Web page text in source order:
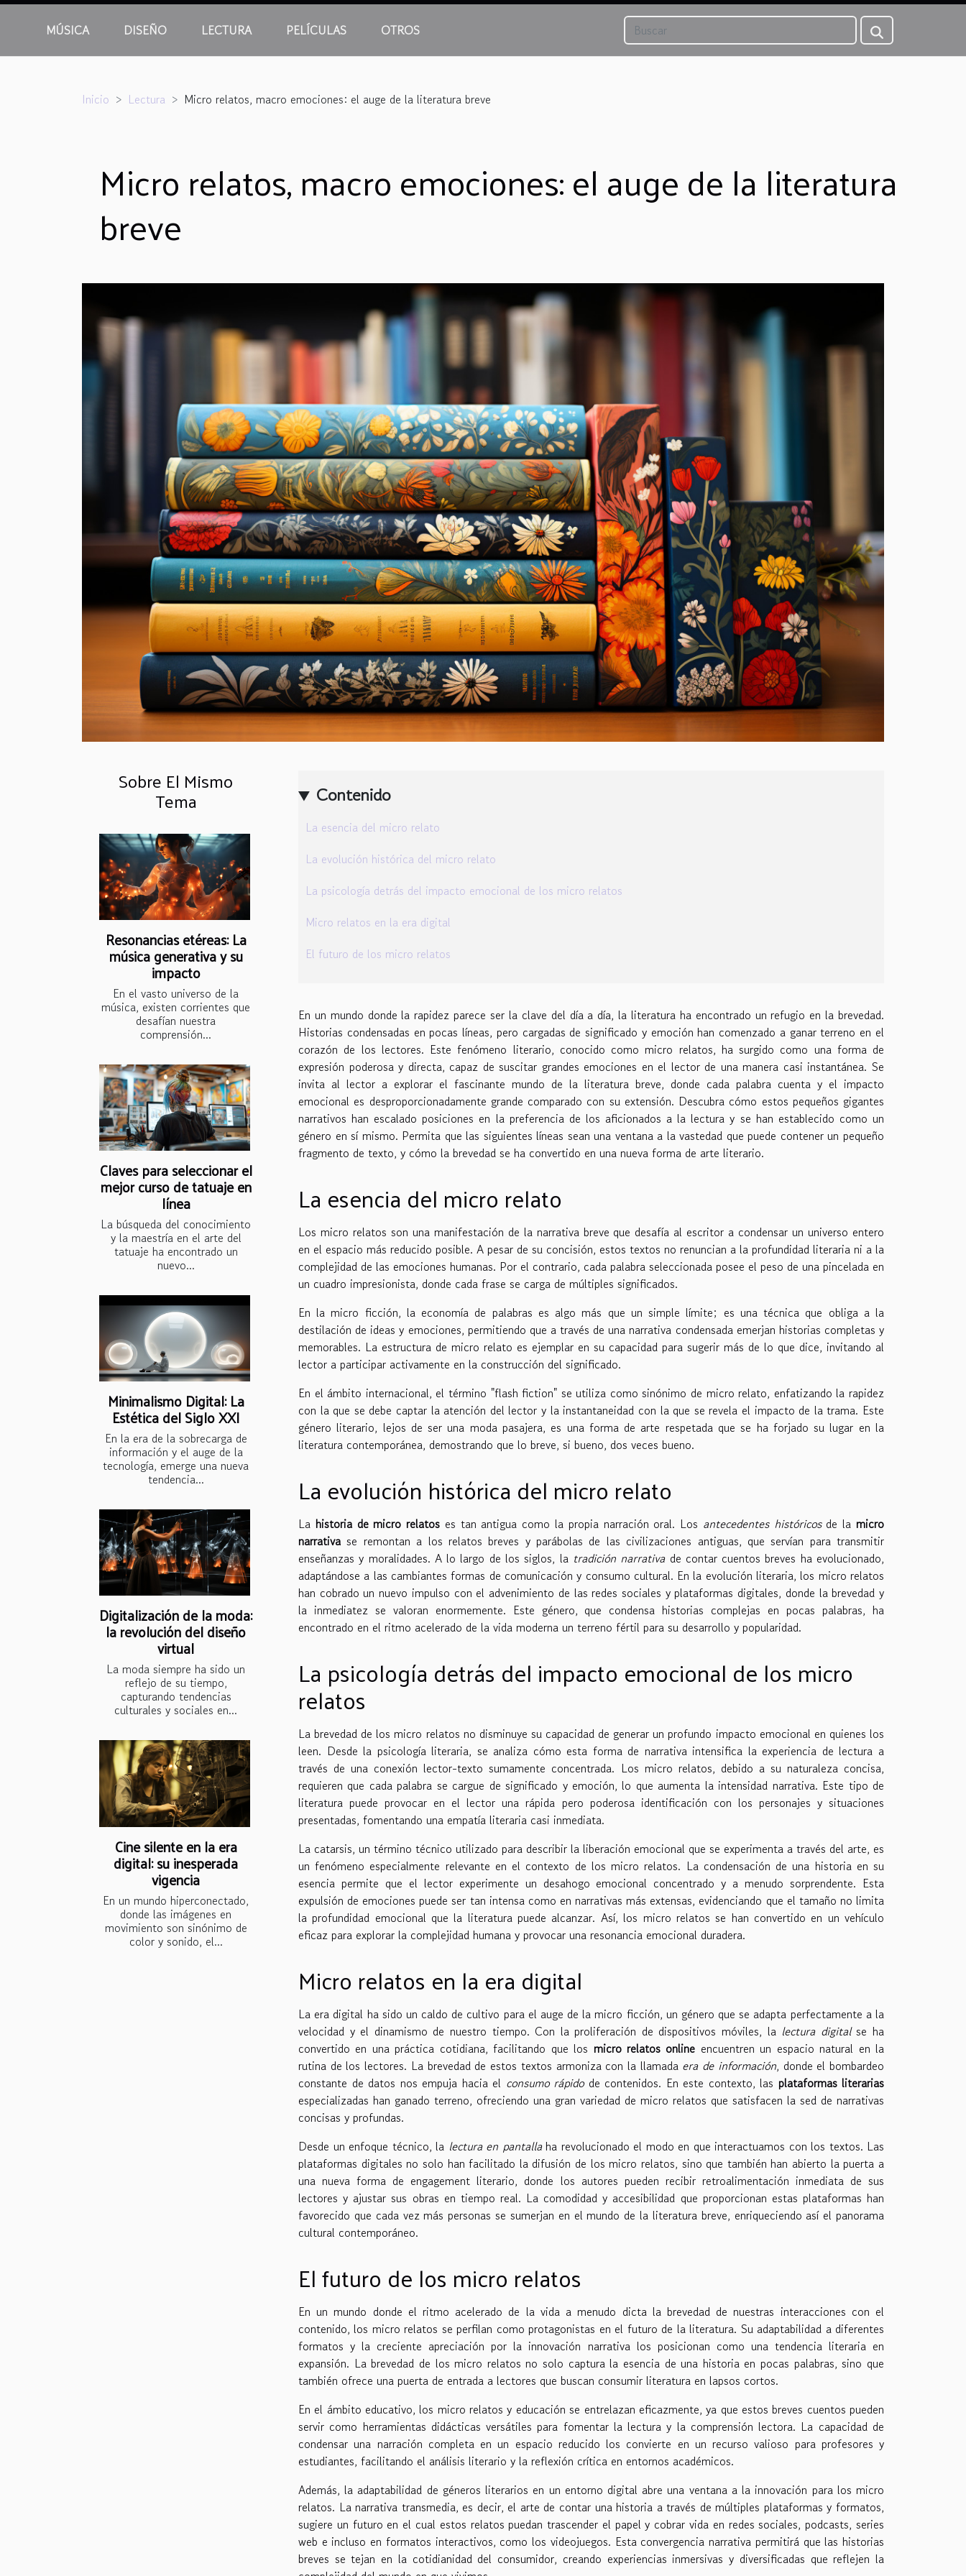
MÚSICA DISEÑO LECTURA PELÍCULAS OTROS
Inicio Lectura Micro relatos, macro emociones: el auge de la literatura breve
Micro relatos, macro emociones: el auge de la literatura
breve
Sobre El Mismo
Tema
Resonancias etéreas: La
música generativa y su
impacto
En el vasto universo de la
música, existen corrientes que
desafían nuestra
comprensión...
Claves para seleccionar el
mejor curso de tatuaje en
línea
La búsqueda del conocimiento
y la maestría en el arte del
tatuaje ha encontrado un
nuevo...
Minimalismo Digital: La
Estética del Siglo XXI
En la era de la sobrecarga de
información y el auge de la
tecnología, emerge una nueva
tendencia...
Digitalización de la moda:
la revolución del diseño
virtual
La moda siempre ha sido un
reflejo de su tiempo,
capturando tendencias
culturales y sociales en...
Cine silente en la era
digital: su inesperada
vigencia
En un mundo hiperconectado,
donde las imágenes en
movimiento son sinónimo de
color y sonido, el...
Contenido
La esencia del micro relato
La evolución histórica del micro relato
La psicología detrás del impacto emocional de los micro relatos
Micro relatos en la era digital
El futuro de los micro relatos
En un mundo donde la rapidez parece ser la clave del día a día, la literatura ha encontrado un refugio en la brevedad.
Historias condensadas en pocas líneas, pero cargadas de significado y emoción han comenzado a ganar terreno en el
corazón de los lectores. Este fenómeno literario, conocido como micro relatos, ha surgido como una forma de
expresión poderosa y directa, capaz de suscitar grandes emociones en el lector de una manera casi instantánea. Se
invita al lector a explorar el fascinante mundo de la literatura breve, donde cada palabra cuenta y el impacto
emocional es desproporcionadamente grande comparado con su extensión. Descubra cómo estos pequeños gigantes
narrativos han escalado posiciones en la preferencia de los aficionados a la lectura y se han establecido como un
género en sí mismo. Permita que las siguientes líneas sean una ventana a la vastedad que puede contener un pequeño
fragmento de texto, y cómo la brevedad se ha convertido en una nueva forma de arte literario.
La esencia del micro relato
Los micro relatos son una manifestación de la narrativa breve que desafía al escritor a condensar un universo entero
en el espacio más reducido posible. A pesar de su concisión, estos textos no renuncian a la profundidad literaria ni a la
complejidad de las emociones humanas. Por el contrario, cada palabra seleccionada posee el peso de una pincelada en
un cuadro impresionista, donde cada frase se carga de múltiples significados.
En la micro ficción, la economía de palabras es algo más que un simple límite; es una técnica que obliga a la
destilación de ideas y emociones, permitiendo que a través de una narrativa condensada emerjan historias completas y
memorables. La estructura de micro relato es ejemplar en su capacidad para sugerir más de lo que dice, invitando al
lector a participar activamente en la construcción del significado.
En el ámbito internacional, el término "flash fiction" se utiliza como sinónimo de micro relato, enfatizando la rapidez
con la que se debe captar la atención del lector y la instantaneidad con la que se revela el impacto de la trama. Este
género literario, lejos de ser una moda pasajera, es una forma de arte respetada que se ha forjado su lugar en la
literatura contemporánea, demostrando que lo breve, si bueno, dos veces bueno.
La evolución histórica del micro relato
La historia de micro relatos es tan antigua como la propia narración oral. Los antecedentes históricosde lamicro
narrativa se remontan a los relatos breves y parábolas de las civilizaciones antiguas, que servían para transmitir
enseñanzas y moralidades. A lo largo de los siglos, la tradición narrativade contar cuentos breves ha evolucionado,
adaptándose a las cambiantes formas de comunicación y consumo cultural. En la evolución literaria, los micro relatos
han cobrado un nuevo impulso con el advenimiento de las redes sociales y plataformas digitales, donde la brevedad y
la inmediatez se valoran enormemente. Este género, que condensa historias complejas en pocas palabras, ha
encontrado en el ritmo acelerado de la vida moderna un terreno fértil para su desarrollo y popularidad.
La psicología detrás del impacto emocional de los micro
relatos
La brevedad de los micro relatos no disminuye su capacidad de generar un profundo impacto emocional en quienes los
leen. Desde la psicología literaria, se analiza cómo esta forma de narrativa intensifica la experiencia de lectura a
través de una conexión lector-texto sumamente concentrada. Los micro relatos, debido a su naturaleza concisa,
requieren que cada palabra se cargue de significado y emoción, lo que aumenta la intensidad narrativa. Este tipo de
literatura puede provocar en el lector una rápida pero poderosa identificación con los personajes y situaciones
presentadas, fomentando una empatía literaria casi inmediata.
La catarsis, un término técnico utilizado para describir la liberación emocional que se experimenta a través del arte, es
un fenómeno especialmente relevante en el contexto de los micro relatos. La condensación de una historia en su
esencia permite que el lector experimente un desahogo emocional concentrado y a menudo sorprendente. Esta
expulsión de emociones puede ser tan intensa como en narrativas más extensas, evidenciando que el tamaño no limita
la profundidad emocional que la literatura puede alcanzar. Así, los micro relatos se han convertido en un vehículo
eficaz para explorar la complejidad humana y provocar una resonancia emocional duradera.
Micro relatos en la era digital
La era digital ha sido un caldo de cultivo para el auge de la micro ficción, un género que se adapta perfectamente a la
velocidad y el dinamismo de nuestro tiempo. Con la proliferación de dispositivos móviles, la lectura digitalse ha
convertido en una práctica cotidiana, facilitando que los micro relatos online encuentren un espacio natural en la
rutina de los lectores. La brevedad de estos textos armoniza con la llamada era de información, donde el bombardeo
constante de datos nos empuja hacia el consumo rápidode contenidos. En este contexto, las plataformas literarias
especializadas han ganado terreno, ofreciendo una gran variedad de micro relatos que satisfacen la sed de narrativas
concisas y profundas.
Desde un enfoque técnico, la lectura en pantallaha revolucionado el modo en que interactuamos con los textos. Las
plataformas digitales no solo han facilitado la difusión de los micro relatos, sino que también han abierto la puerta a
una nueva forma de engagement literario, donde los autores pueden recibir retroalimentación inmediata de sus
lectores y ajustar sus obras en tiempo real. La comodidad y accesibilidad que proporcionan estas plataformas han
favorecido que cada vez más personas se sumerjan en el mundo de la literatura breve, enriqueciendo así el panorama
cultural contemporáneo.
El futuro de los micro relatos
En un mundo donde el ritmo acelerado de la vida a menudo dicta la brevedad de nuestras interacciones con el
contenido, los micro relatos se perfilan como protagonistas en el futuro de la literatura. Su adaptabilidad a diferentes
formatos y la creciente apreciación por la innovación narrativa los posicionan como una tendencia literaria en
expansión. La brevedad de los micro relatos no solo captura la esencia de una historia en pocas palabras, sino que
también ofrece una puerta de entrada a lectores que buscan consumir literatura en lapsos cortos.
En el ámbito educativo, los micro relatos y educación se entrelazan eficazmente, ya que estos breves cuentos pueden
servir como herramientas didácticas versátiles para fomentar la lectura y la comprensión lectora. La capacidad de
condensar una narración completa en un espacio reducido los convierte en un recurso valioso para profesores y
estudiantes, facilitando el análisis literario y la reflexión crítica en entornos académicos.
Además, la adaptabilidad de géneros literarios en un entorno digital abre una ventana a la innovación para los micro
relatos. La narrativa transmedia, es decir, el arte de contar una historia a través de múltiples plataformas y formatos,
sugiere un futuro en el cual estos relatos puedan trascender el papel y cobrar vida en redes sociales, podcasts, series
web e incluso en formatos interactivos, como los videojuegos. Esta convergencia narrativa permitirá que las historias
breves se tejan en la cotidianidad del consumidor, creando experiencias inmersivas y diversificadas que reflejen la